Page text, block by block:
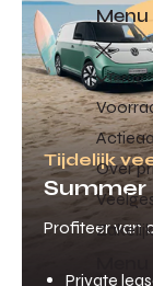
Menu
Terug
Over
Tijdelijk
Summer
Profiteer van
Private